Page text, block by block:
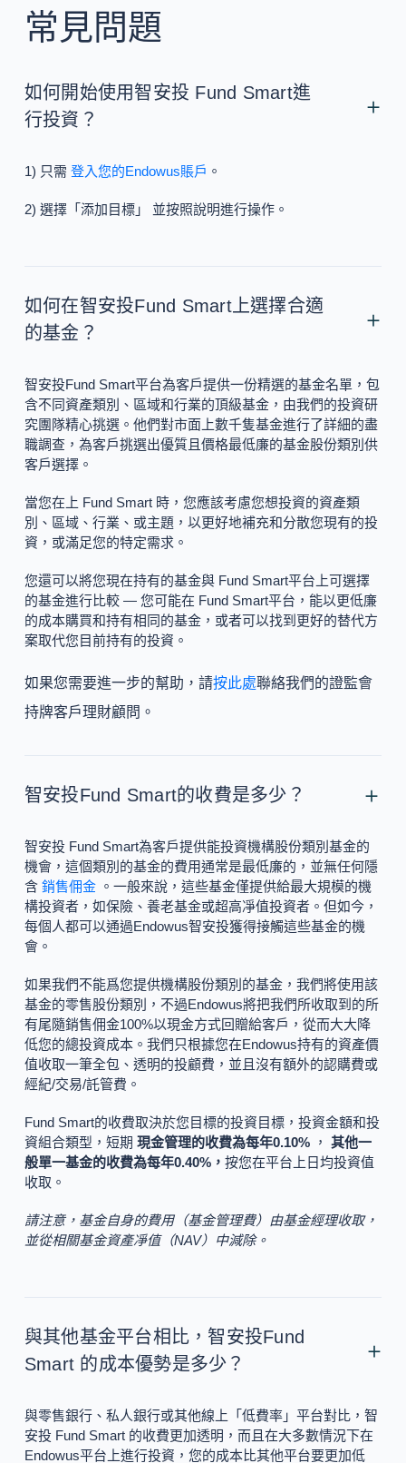
常見問題
如何開始使用智安投 Fund Smart進
行投資？
1) 只需 登入您的Endowus賬戶 。
2) 選擇「添加目標」 並按照說明進行操作。
如何在智安投Fund Smart上選擇合適
的基金？
智安投Fund Smart平台為客戶提供一份精選的基金名單，包
含不同資產類別、區域和行業的頂級基金，由我們的投資研
究團隊精心挑選。他們對市面上數千隻基金進行了詳細的盡
職調查，為客戶挑選出優質且價格最低廉的基金股份類別供
客戶選擇。
當您在上 Fund Smart 時，您應該考慮您想投資的資產類
別、區域、行業、或主題，以更好地補充和分散您現有的投
資，或滿足您的特定需求。
您還可以將您現在持有的基金與 Fund Smart平台上可選擇
的基金進行比較 — 您可能在 Fund Smart平台，能以更低廉
的成本購買和持有相同的基金，或者可以找到更好的替代方
案取代您目前持有的投資。
如果您需要進一步的幫助，請按此處聯絡我們的證監會
持牌客戶理財顧問。
智安投Fund Smart的收費是多少？
智安投 Fund Smart為客戶提供能投資機構股份類別基金的
機會，這個類別的基金的費用通常是最低廉的，並無任何隱
含 銷售佣金。一般來說，這些基金僅提供給最大規模的機
構投資者，如保險、養老基金或超高凈值投資者。但如今，
每個人都可以通過Endowus智安投獲得接觸這些基金的機
會。
如果我們不能爲您提供機構股份類別的基金，我們將使用該
基金的零售股份類別，不過Endowus將把我們所收取到的所
有尾隨銷售佣金100%以現金方式回贈給客戶，從而大大降
低您的總投資成本。我們只根據您在Endowus持有的資產價
值收取一筆全包、透明的投顧費，並且沒有額外的認購費或
經紀/交易/託管費。
Fund Smart的收費取決於您目標的投資目標，投資金額和投
資組合類型，短期 現金管理的收費為每年0.10%， 其他一
般單一基金的收費為每年0.40%， 按您在平台上日均投資值
收取。
請注意，基金自身的費用（基金管理費）由基金經理收取，
並從相關基金資產凈值（NAV）中減除。
與其他基金平台相比，智安投Fund
Smart 的成本優勢是多少？
與零售銀行、私人銀行或其他線上「低費率」平台對比，智
安投 Fund Smart 的收費更加透明，而且在大多數情況下在
Endowus平台上進行投資，您的成本比其他平台要更加低